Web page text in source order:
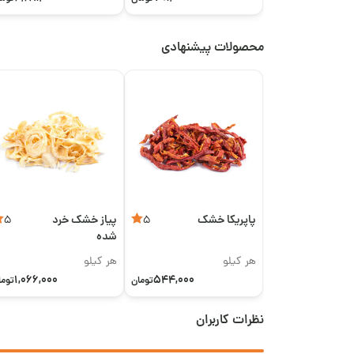
محصولات پیشنهادی
پاپریکا خشک 5
هر کیلو
544,000تومان
پیاز خشک خرد
شده
5
هر کیلو
1,066,000
نظرات کاربران